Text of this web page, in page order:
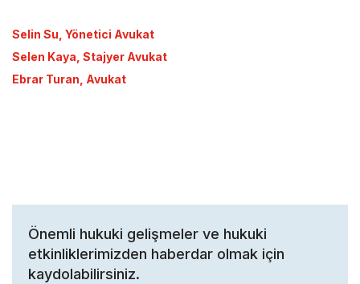
Selin Su, Yönetici Avukat
Selen Kaya, Stajyer Avukat
Ebrar Turan, Avukat
Önemli hukuki gelişmeler ve hukuki
etkinliklerimizden haberdar olmak için
kaydolabilirsiniz.